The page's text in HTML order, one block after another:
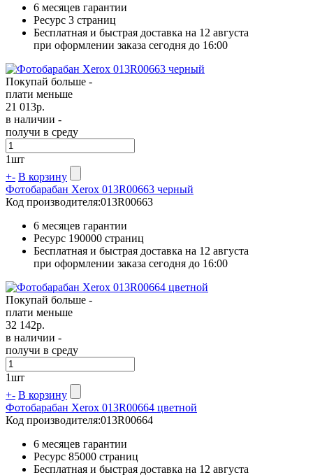
6 месяцев гарантии
Ресурс 3 страниц
Бесплатная и быстрая доставка на 12 августа
при оформлении заказа сегодня до 16:00
Покупай больше -
плати меньше
21 013р.
в наличии -
получи в среду
1шт
+- В корзину
Фотобарабан Xerox 013R00663 черный
Код производителя:013R00663
6 месяцев гарантии
Ресурс 190000 страниц
Бесплатная и быстрая доставка на 12 августа
при оформлении заказа сегодня до 16:00
Покупай больше -
плати меньше
32 142р.
в наличии -
получи в среду
1шт
+- В корзину
Фотобарабан Xerox 013R00664 цветной
Код производителя:013R00664
6 месяцев гарантии
Ресурс 85000 страниц
Бесплатная и быстрая доставка на 12 августа